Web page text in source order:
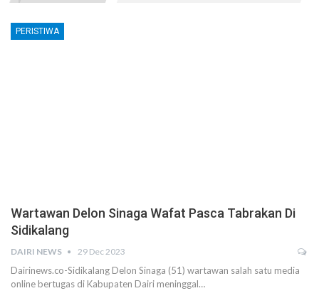
PERISTIWA
Wartawan Delon Sinaga Wafat Pasca Tabrakan Di
Sidikalang
DAIRI NEWS 29 Dec 2023
Dairinews.co-Sidikalang Delon Sinaga (51) wartawan salah satu media
online bertugas di Kabupaten Dairi meninggal…